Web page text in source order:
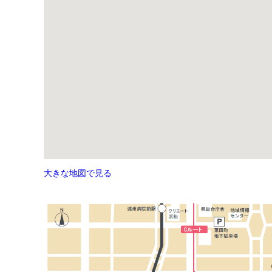
大きな地図で見る